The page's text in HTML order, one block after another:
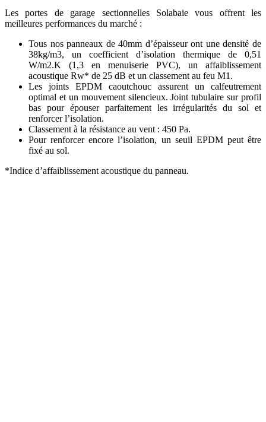
Les portes de garage sectionnelles Solabaie vous offrent les
meilleures performances du marché :
Tous nos panneaux de 40mm d’épaisseur ont une densité de
38kg/m3, un coefficient d’isolation thermique de 0,51
W/m2.K (1,3 en menuiserie PVC), un affaiblissement
acoustique Rw* de 25 dB et un classement au feu M1.
Les joints EPDM caoutchouc assurent un calfeutrement
optimal et un mouvement silencieux. Joint tubulaire sur profil
bas pour épouser parfaitement les irrégularités du sol et
renforcer l’isolation.
Classement à la résistance au vent : 450 Pa.
Pour renforcer encore l’isolation, un seuil EPDM peut être
fixé au sol.
*Indice d’affaiblissement acoustique du panneau.